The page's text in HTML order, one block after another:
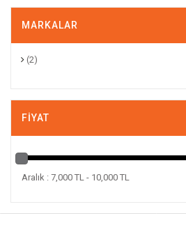
MARKALAR
(2)
FIYAT
Aralık : 7,000 TL - 10,000 TL